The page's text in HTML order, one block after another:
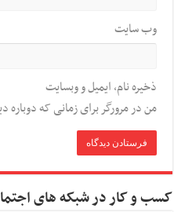
وب‌ سایت
ذخیره نام، ایمیل و وبسایت
من در مرورگر برای زمانی که
کسب و کار در شبکه های